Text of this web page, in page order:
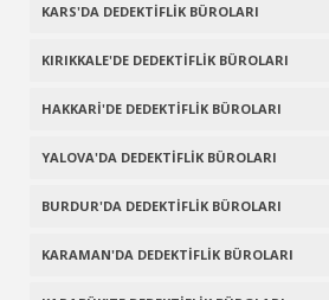
KARS'DA DEDEKTİFLİK BÜROLARI
KIRIKKALE'DE DEDEKTİFLİK BÜROLARI
HAKKARİ'DE DEDEKTİFLİK BÜROLARI
YALOVA'DA DEDEKTİFLİK BÜROLARI
BURDUR'DA DEDEKTİFLİK BÜROLARI
KARAMAN'DA DEDEKTİFLİK BÜROLARI